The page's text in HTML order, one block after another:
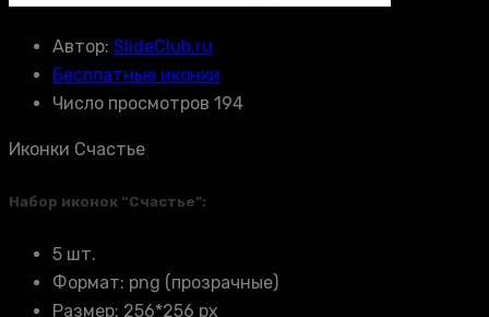
Автор: SlideClub.ru
Бесплатные иконки
Число просмотров 194
Иконки Счастье
Набор иконок “Счастье”:
5 шт.
Формат: png (прозрачные)
Размер: 256*256 px